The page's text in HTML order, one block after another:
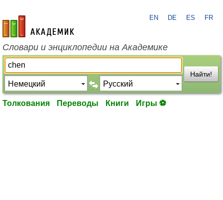
academic.ru
EN DE ES FR
Словари и энциклопедии на Академике
Найти!
Толкования Переводы Книги Игры ⚽